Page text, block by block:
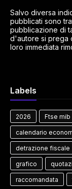
Salvo diversa
pubblicati sono
pubblicazione di
d'autore si prega
loro immediata
Labels
2026 Ftse mib
calendario
detrazione fiscale
grafico
raccomandata